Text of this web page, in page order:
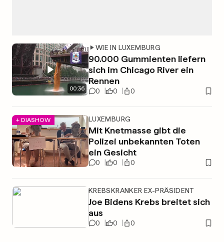
00:36
WIE IN LUXEMBURG
90.000 Gummienten liefern
sich im Chicago River ein
Rennen
0 0 0
+ DIASHOW LUXEMBURG
Mit Knetmasse gibt die
Polizei unbekannten Toten
ein Gesicht
0 0 0
KREBSKRANKER EX-PRÄSIDENT
Joe Bidens Krebs breitet sich
aus
0 0 0